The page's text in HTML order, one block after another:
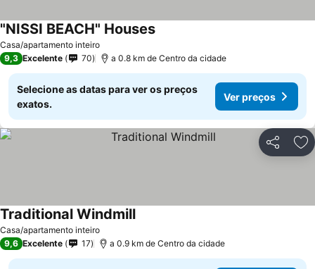
Casa/apartamento inteiro
"NISSI BEACH" Houses
9,3 Excelente 70 a 0.8 km de Centro da cidade
Selecione as datas para ver os preços
exatos.
Ver preços
Partilhar
Casa/apartamento inteiro
Traditional Windmill
9,6 Excelente 17 a 0.9 km de Centro da cidade